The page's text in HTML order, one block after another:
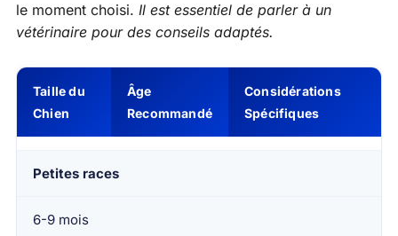
le moment choisi. Il est essentiel de parler à un
vétérinaire pour des conseils adaptés.
Taille du
Chien
Âge
Recommandé
Considérations
Spécifiques
Petites races
6-9 mois